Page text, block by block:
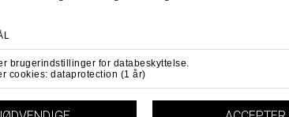
ANDRE KØBTE OGSÅ